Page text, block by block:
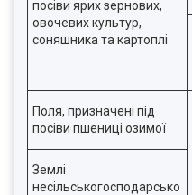
посіви ярих зернових,
овочевих культур,
соняшника та картоплі
Поля, призначені під
посіви пшениці озимої
Землі
несільськогосподарсько